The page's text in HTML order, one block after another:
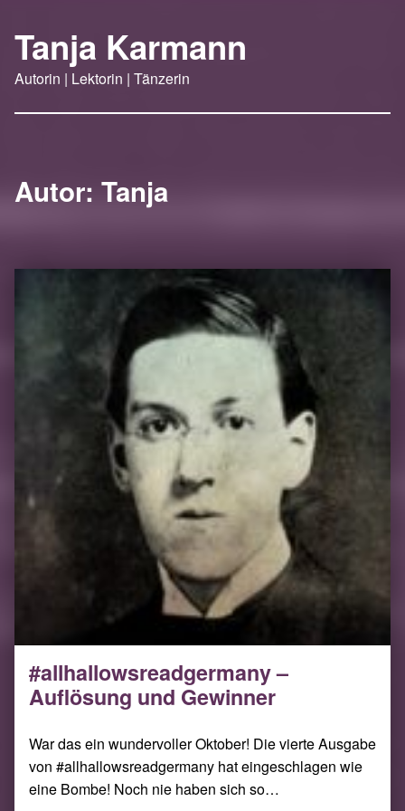
Tanja Karmann
Autorin | Lektorin | Tänzerin
Autor: Tanja
#allhallowsreadgermany –
Auflösung und Gewinner
War das ein wundervoller Oktober! Die vierte Ausgabe
von #allhallowsreadgermany hat eingeschlagen wie
eine Bombe! Noch nie haben sich so…